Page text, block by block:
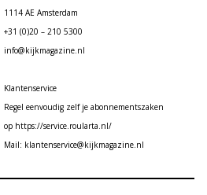
1114 AE Amsterdam
+31 (0)20 – 210 5300
info@kijkmagazine.nl
Klantenservice
Regel eenvoudig zelf je abonnementszaken
op https://service.roularta.nl/
Mail: klantenservice@kijkmagazine.nl